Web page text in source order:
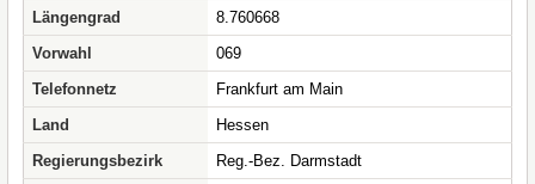
Längengrad
8.760668
Vorwahl
069
Telefonnetz
Frankfurt am Main
Land
Hessen
Regierungsbezirk
Reg.-Bez. Darmstadt